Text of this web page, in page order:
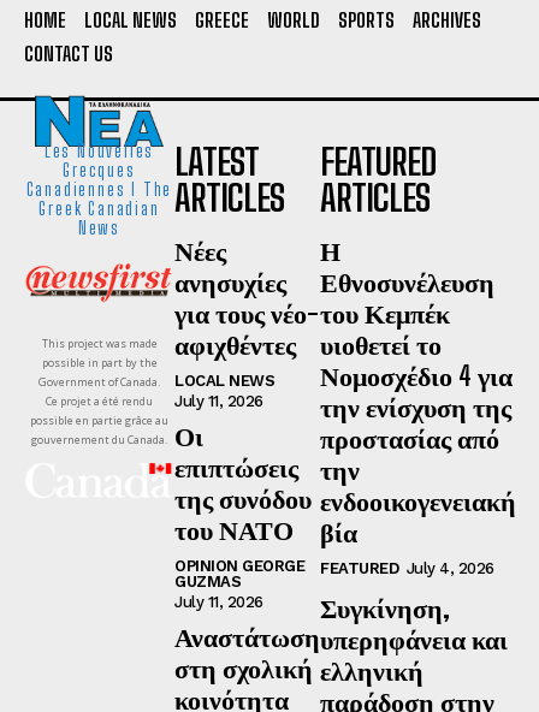
HOME LOCAL NEWS GREECE WORLD SPORTS
ARCHIVES
CONTACT US
Les Nouvelles
Grecques
Canadiennes I The
Greek Canadian
News
This project was made
possible in part by the
Government of Canada.
Ce projet a été rendu
possible en partie grâce au
gouvernement du Canada.
LATEST
ARTICLES
Νέες
ανησυχίες
για τους νέο-
αφιχθέντες
LOCAL NEWS
July 11, 2026
Οι
επιπτώσεις
της συνόδου
του ΝΑΤΟ
OPINION GEORGE
GUZMAS
July 11, 2026
Αναστάτωση
στη σχολική
κοινότητα
FEATURED
ARTICLES
Η
Εθνοσυνέλευση
του Κεμπέκ
υιοθετεί το
Νομοσχέδιο 4 για
την ενίσχυση της
προστασίας από
την
ενδοοικογενειακή
βία
FEATURED July 4, 2026
Συγκίνηση,
υπερηφάνεια και
ελληνική
παράδοση στην